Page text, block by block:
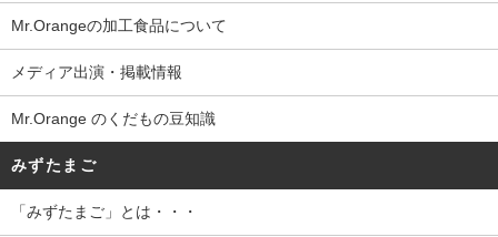
Mr.Orangeの加工食品について
メディア出演・掲載情報
Mr.Orange のくだもの豆知識
みずたまご
「みずたまご」とは・・・